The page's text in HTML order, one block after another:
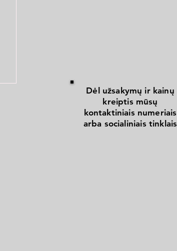
Dėl užsakymų ir kainų
kreiptis mūsų
kontaktiniais numeriais
arba socialiniais tinklais